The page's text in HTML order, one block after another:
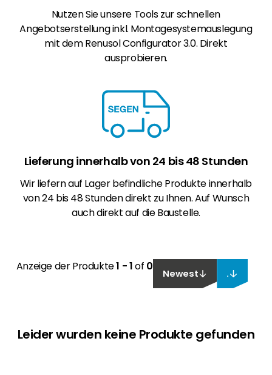
Nutzen Sie unsere Tools zur schnellen
Angebotserstellung inkl. Montagesystemauslegung
mit dem Renusol Configurator 3.0. Direkt
ausprobieren.
Lieferung innerhalb von 24 bis 48 Stunden
Wir liefern auf Lager befindliche Produkte innerhalb
von 24 bis 48 Stunden direkt zu Ihnen. Auf Wunsch
auch direkt auf die Baustelle.
Anzeige der Produkte1 - 1of 0
Newest .
Leider wurden keine Produkte gefunden